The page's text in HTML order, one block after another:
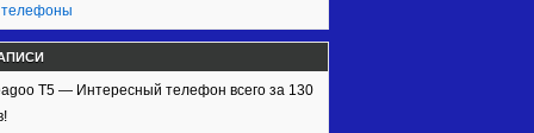
телефоны
T5 — Интересный телефон всего за 130